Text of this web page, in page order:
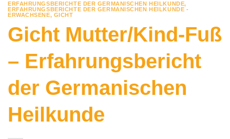
ERFAHRUNGSBERICHTE DER GERMANISCHEN HEILKUNDE,
ERFAHRUNGSBERICHTE DER GERMANISCHEN HEILKUNDE -
ERWACHSENE, GICHT
Gicht Mutter/Kind-Fuß
– Erfahrungsbericht
der Germanischen
Heilkunde